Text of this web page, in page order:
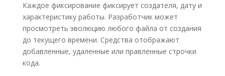
Каждое фиксирование фиксирует создателя, дату и
характеристику работы. Разработчик может
просмотреть эволюцию любого файла от создания
до текущего времени. Средства отображают
добавленные, удаленные или правленные строчки
кода.